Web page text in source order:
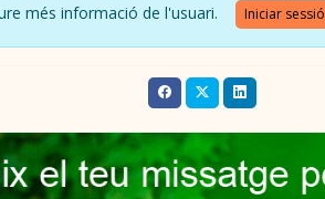
més informació de l'usuari. Iniciar sessió